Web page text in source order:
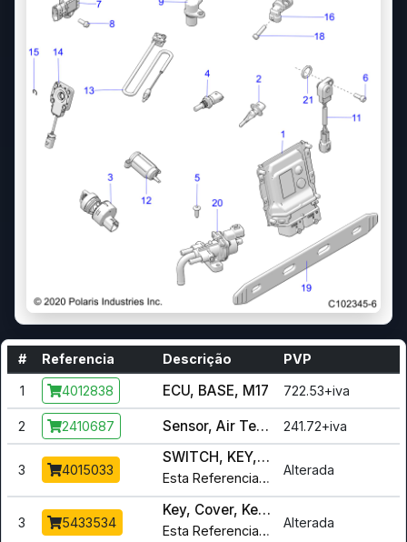
# Referencia Descrição PVP
1 4012838 ECU, BASE, M17 722.53+iva
2 2410687 Sensor, Air Temperature 241.72+iva
3 4015033
SWITCH, KEY, 3 POSITION, SEALED [INCL. SWITCH, COVER, and NUT]
Alterada
3 5433534
Key, Cover, Keyswitch
Alterada